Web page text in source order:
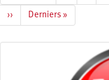
page
précédente
Page
suivante
››
Dernière
page
Derniers »